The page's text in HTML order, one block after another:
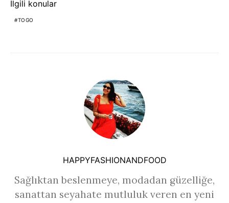
İlgili konular
TOGO
HAPPYFASHIONANDFOOD
Sağlıktan beslenmeye, modadan güzelliğe,
sanattan seyahate mutluluk veren en yeni